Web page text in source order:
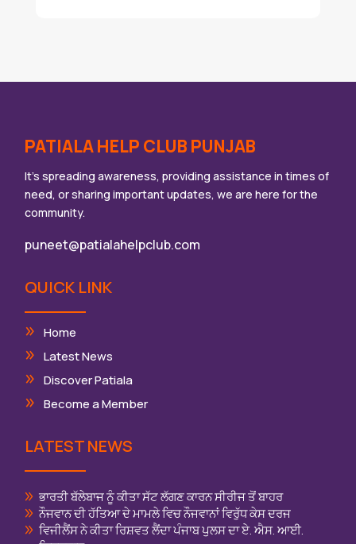
PATIALA HELP CLUB PUNJAB
It’s spreading awareness, providing assistance in times of
need, or sharing important updates, we are here for the
community.
puneet@patialahelpclub.com
QUICK LINK
Home
Latest News
Discover Patiala
Become a Member
LATEST NEWS
ਭਾਰਤੀ ਬੱਲੇਬਾਜ ਨੂੰ ਕੀਤਾ ਸੱਟ ਲੱਗਣ ਕਾਰਨ ਸੀਰੀਜ ਤੋਂ ਬਾਹਰ
ਨੌਜਵਾਨ ਦੀ ਹੱਤਿਆ ਦੇ ਮਾਮਲੇ ਵਿਚ ਨੌਜਵਾਨਾਂ ਵਿਰੁੱਧ ਕੇਸ ਦਰਜ
ਵਿਜੀਲੈਂਸ ਨੇ ਕੀਤਾ ਰਿਸ਼ਵਤ ਲੈਂਦਾ ਪੰਜਾਬ ਪੁਲਸ ਦਾ ਏ. ਐਸ. ਆਈ.